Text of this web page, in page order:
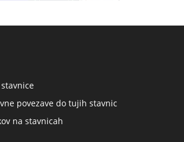
povezave do tujih stavnic
na stavnicah